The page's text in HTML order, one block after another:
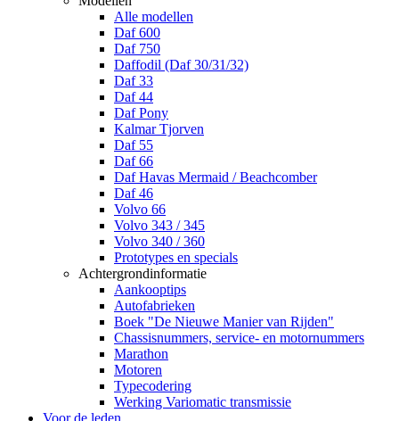
Alle modellen
Daf 600
Daf 750
Daffodil (Daf 30/31/32)
Daf 33
Daf 44
Daf Pony
Kalmar Tjorven
Daf 55
Daf 66
Daf Havas Mermaid / Beachcomber
Daf 46
Volvo 66
Volvo 343 / 345
Volvo 340 / 360
Prototypes en specials
Achtergrondinformatie
Aankooptips
Autofabrieken
Boek "De Nieuwe Manier van Rijden"
Chassisnummers, service- en motornummers
Marathon
Motoren
Typecodering
Werking Variomatic transmissie
Voor de leden